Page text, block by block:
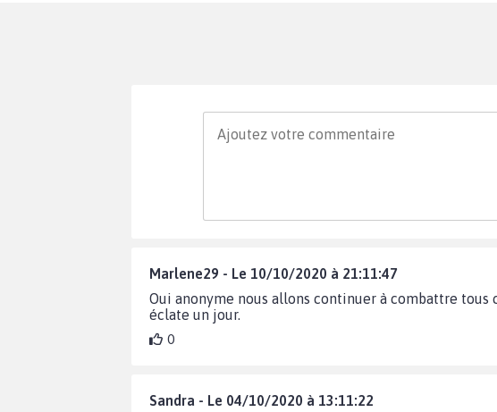
Marlene29 - Le 10/10/2020 à 21:11:47
Oui anonyme nous allons continuer à combattre tous
éclate un jour.
0
Sandra - Le 04/10/2020 à 13:11:22